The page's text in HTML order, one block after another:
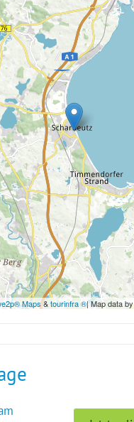
Maps&tourinfra ®| Map data